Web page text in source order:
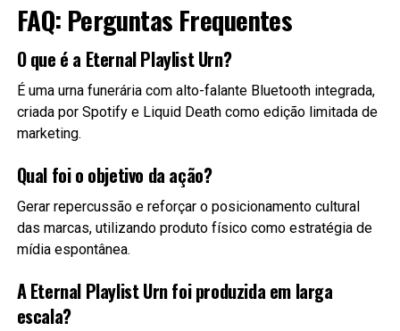
FAQ: Perguntas Frequentes
O que é a Eternal Playlist Urn?
É uma urna funerária com alto-falante Bluetooth integrada,
criada por Spotify e Liquid Death como edição limitada de
marketing.
Qual foi o objetivo da ação?
Gerar repercussão e reforçar o posicionamento cultural
das marcas, utilizando produto físico como estratégia de
mídia espontânea.
A Eternal Playlist Urn foi produzida em larga
escala?